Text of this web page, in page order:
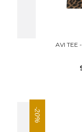
AVI TEE
-20%